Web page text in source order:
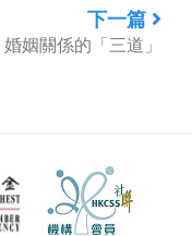
下一篇
婚姻關係的「三道」